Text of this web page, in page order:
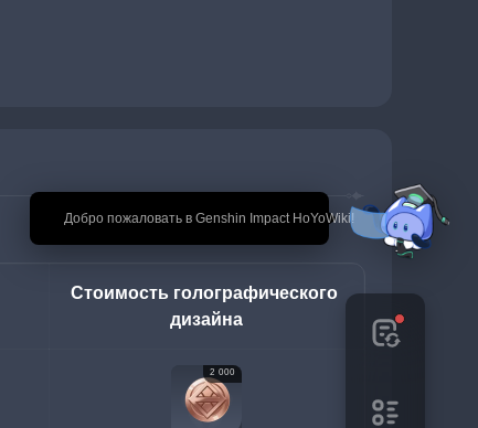
🎉 Добро пожаловать в Genshin Impact HoYoWiki!
Стоимость голографического
дизайна
2 000